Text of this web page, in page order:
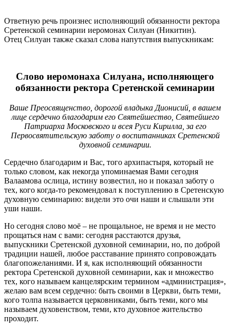
Ответную речь произнес исполняющий обязанности ректора
Сретенской семинарии иеромонах Силуан (Никитин).
Отец Силуан также сказал слова напутствия выпускникам:
Слово иеромонаха Силуана, исполняющего
обязанности ректора Сретенской семинарии
Ваше Преосвященство, дорогой владыка Дионисий, в вашем
лице сердечно благодарим его Святейшество, Святейшего
Патриарха Московского и всея Руси Кирилла, за его
Первосвятительскую заботу о воспитанниках Сретенской
духовной семинарии.
Сердечно благодарим и Вас, того архипастыря, который не
только словом, как некогда упоминаемая Вами сегодня
Валаамова ослица, истину возвестил, но и показал заботу о
тех, кого когда-то рекомендовал к поступлению в Сретенскую
духовную семинарию: видели это очи наши и слышали эти
уши наши.
Но сегодня слово моё – не прощальное, не время и не место
прощаться нам с вами: сегодня расстаются друзья,
выпускники Сретенской духовной семинарии, но, по доброй
традиции нашей, любое расставание принято сопровождать
благопожеланиями. И я, как исполняющий обязанности
ректора Сретенской духовной семинарии, как и множество
тех, кого называем канцелярским термином «администрация»,
желаю вам всем сердечно: быть своими в Церкви, быть теми,
кого толпа называется церковниками, быть теми, кого мы
называем духовенством, теми, кто духовное жительство
проходит.